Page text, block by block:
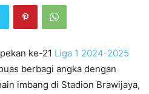
ke-21 Liga 1 2024-2025
berbagi angka dengan
imbang di Stadion Brawijaya,